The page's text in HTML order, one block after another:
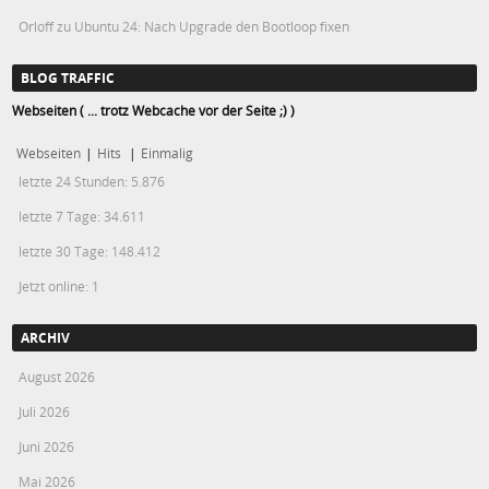
Orloffzu Ubuntu 24: Nach Upgrade den Bootloop fixen
BLOG TRAFFIC
Webseiten ( ... trotz Webcache vor der Seite ;) )
Webseiten | Hits | Einmalig
letzte 24 Stunden: 5.876
letzte 7 Tage: 34.611
letzte 30 Tage: 148.412
Jetzt online: 1
ARCHIV
August 2026
Juli 2026
Juni 2026
Mai 2026